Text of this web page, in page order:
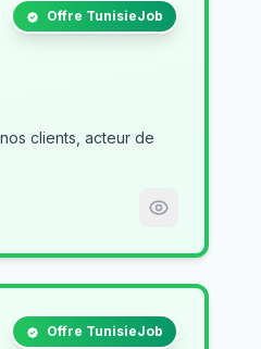
Offre TunisieJob
clients, acteur de
Offre TunisieJob